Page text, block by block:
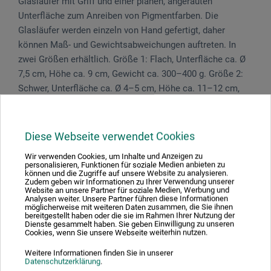
Diese Webseite verwendet Cookies
Wir verwenden Cookies, um Inhalte und Anzeigen zu
personalisieren, Funktionen für soziale Medien anbieten zu
können und die Zugriffe auf unsere Website zu analysieren.
Zudem geben wir Informationen zu Ihrer Verwendung unserer
Website an unsere Partner für soziale Medien, Werbung und
Analysen weiter. Unsere Partner führen diese Informationen
möglicherweise mit weiteren Daten zusammen, die Sie ihnen
bereitgestellt haben oder die sie im Rahmen Ihrer Nutzung der
Dienste gesammelt haben. Sie geben Einwilligung zu unseren
Cookies, wenn Sie unsere Webseite weiterhin nutzen.
Weitere Informationen finden Sie in unserer
Datenschutzerklärung.
Unterfläche zum Anreiben von Pigmentfarben. Die
Glasläufer werden einzeln von Hand gefertigt, daher
können Maß- und Gewichtsabweichungen auftreten. In
zwei Größen erhältlich. Größe 1: Flach, Unterfläche ca. Ø
7,5 cm, Höhe ca. 9 cm, Gewicht ca. 300–400 g. Größe 2:
Schwer, Unterfläche ca. Ø 4–5 cm, Höhe ca. 11–12 cm,
Produktbewertungen (0)
Schreiben Sie die erste Bewertung zu diesem Produkt